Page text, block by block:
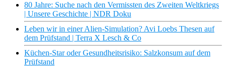
80 Jahre: Suche nach den Vermissten des Zweiten Weltkriegs
| Unsere Geschichte | NDR Doku
Leben wir in einer Alien-Simulation? Avi Loebs Thesen auf
dem Prüfstand | Terra X Lesch & Co
Küchen-Star oder Gesundheitsrisiko: Salzkonsum auf dem
Prüfstand